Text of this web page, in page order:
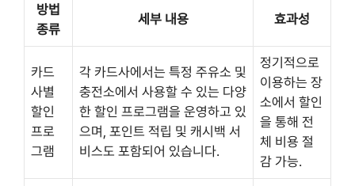
방법
종류
세부 내용 효과성
카드
사별
할인
프로
그램
각 카드사에서는 특정 주유소 및
충전소에서 사용할 수 있는 다양
한 할인 프로그램을 운영하고 있
으며, 포인트 적립 및 캐시백 서
비스도 포함되어 있습니다.
정기적으로
이용하는 장
소에서 할인
을 통해 전
체 비용 절
감 가능.